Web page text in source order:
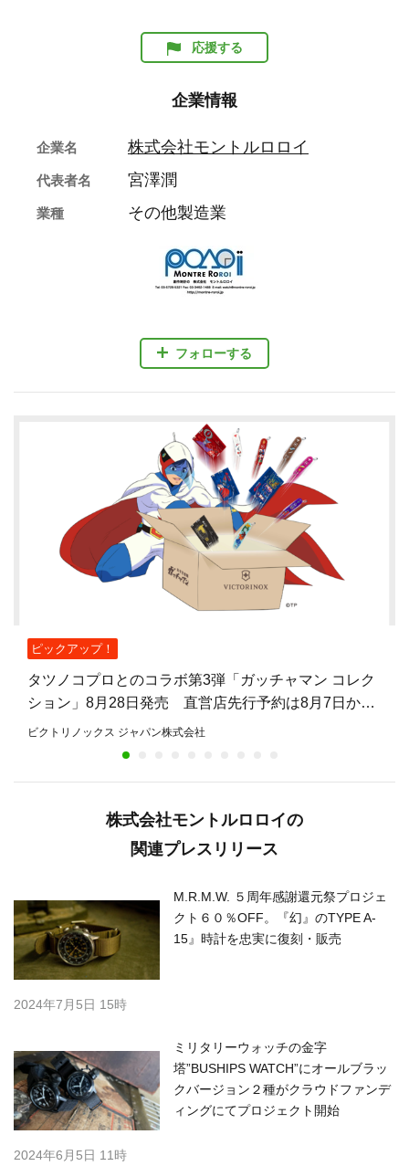
応援する
企業情報
フォローする
企業名 株式会社モントルロロイ
代表者名 宮澤潤
業種 その他製造業
ピックアップ！
タツノコプロとのコラボ第3弾「ガッチャマン コレク
ション」8月28日発売 直営店先行予約は8月7日から
8月27日まで
ビクトリノックス ジャパン株式会社
株式会社モントルロロイの
関連プレスリリース
M.R.M.W. ５周年感謝還元祭プロジェ
クト６０％OFF。『幻』のTYPE A-
15』時計を忠実に復刻・販売
2024年7月5日 15時
ミリタリーウォッチの金字
塔”BUSHIPS WATCH”にオールブラッ
クバージョン２種がクラウドファンデ
ィングにてプロジェクト開始
2024年6月5日 11時